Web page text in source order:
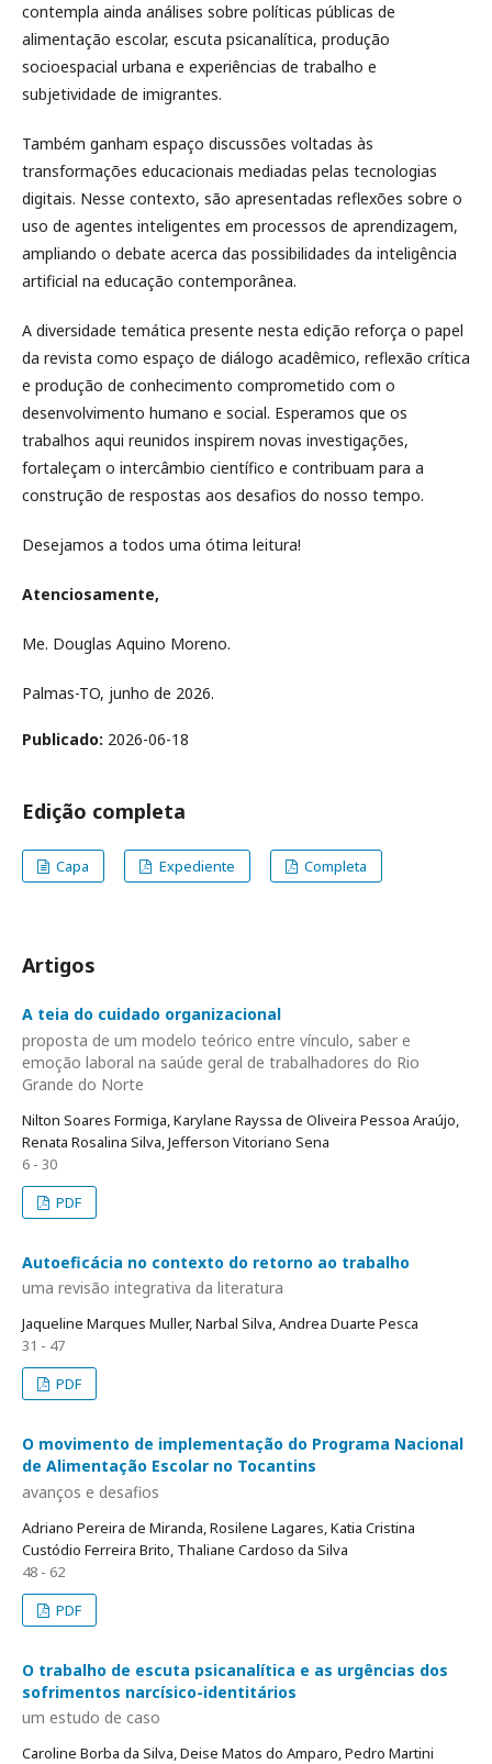
contempla ainda análises sobre políticas públicas de
alimentação escolar, escuta psicanalítica, produção
socioespacial urbana e experiências de trabalho e
subjetividade de imigrantes.
Também ganham espaço discussões voltadas às
transformações educacionais mediadas pelas tecnologias
digitais. Nesse contexto, são apresentadas reflexões sobre o
uso de agentes inteligentes em processos de aprendizagem,
ampliando o debate acerca das possibilidades da inteligência
artificial na educação contemporânea.
A diversidade temática presente nesta edição reforça o papel
da revista como espaço de diálogo acadêmico, reflexão crítica
e produção de conhecimento comprometido com o
desenvolvimento humano e social. Esperamos que os
trabalhos aqui reunidos inspirem novas investigações,
fortaleçam o intercâmbio científico e contribuam para a
construção de respostas aos desafios do nosso tempo.
Desejamos a todos uma ótima leitura!
Atenciosamente,
Me. Douglas Aquino Moreno.
Palmas-TO, junho de 2026.
Publicado: 2026-06-18
Edição completa
Capa Expediente Completa
Artigos
A teia do cuidado organizacional
proposta de um modelo teórico entre vínculo, saber e
emoção laboral na saúde geral de trabalhadores do Rio
Grande do Norte
Nilton Soares Formiga, Karylane Rayssa de Oliveira Pessoa Araújo,
Renata Rosalina Silva, Jefferson Vitoriano Sena
6 - 30
PDF
Autoeficácia no contexto do retorno ao trabalho
uma revisão integrativa da literatura
Jaqueline Marques Muller, Narbal Silva, Andrea Duarte Pesca
31 - 47
PDF
O movimento de implementação do Programa Nacional
de Alimentação Escolar no Tocantins
avanços e desafios
Adriano Pereira de Miranda, Rosilene Lagares, Katia Cristina
Custódio Ferreira Brito, Thaliane Cardoso da Silva
48 - 62
PDF
O trabalho de escuta psicanalítica e as urgências dos
sofrimentos narcísico-identitários
um estudo de caso
Caroline Borba da Silva, Deise Matos do Amparo, Pedro Martini